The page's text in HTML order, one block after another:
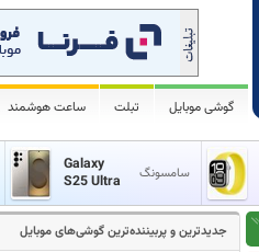
گوشی موبایل تبلت ساعت هوشمند
سامسونگ
Galaxy
S25 Ultra
جدیدترین و پر‌بیننده‌ترین گوشی‌های موبایل